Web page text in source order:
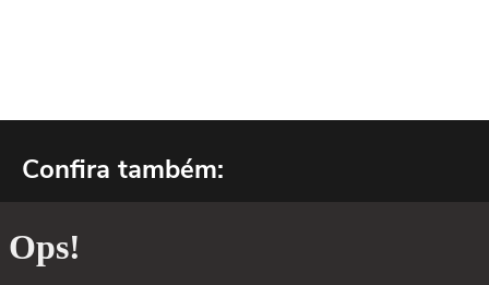
Confira também: